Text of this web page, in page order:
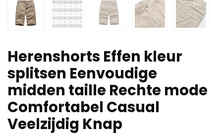
Herenshorts Effen kleur
splitsen Eenvoudige
midden taille Rechte mode
Comfortabel Casual
Veelzijdig Knap